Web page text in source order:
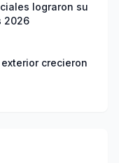
lograron su
2026
crecieron